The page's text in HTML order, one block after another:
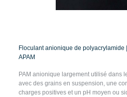
Floculant anionique de polyacrylamide
APAM
PAM anionique largement utilisé dans
avec des grains en suspension, une
charges positives et un pH moyen ou